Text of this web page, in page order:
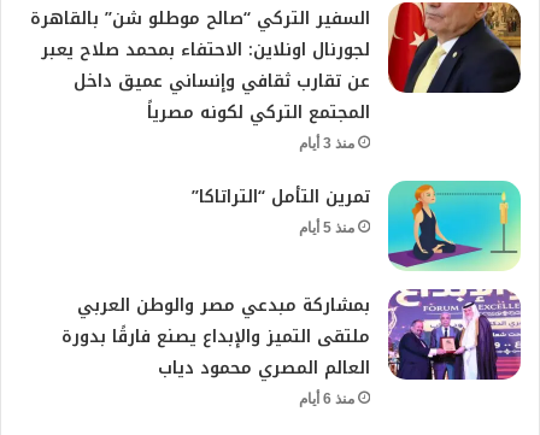
السفير التركي “صالح موطلو شن” بالقاهرة
لجورنال اونلاين: الاحتفاء بمحمد صلاح يعبر
عن تقارب ثقافي وإنساني عميق داخل
المجتمع التركي لكونه مصرياً
منذ 3 أيام
تمرين التأمل “التراتاكا”
منذ 5 أيام
بمشاركة مبدعي مصر والوطن العربي
ملتقى التميز والإبداع يصنع فارقًا بدورة
العالم المصري محمود دياب
منذ 6 أيام